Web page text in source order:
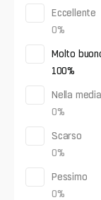
Eccellente
0%
Molto
100%
Nella media
0%
Scarso
0%
Pessimo
0%